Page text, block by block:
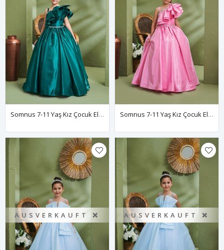
Somnus 7-11 Yaş Kız Çocuk Elbise 30156 Yeşil Somnus 7-11 Yaş Kız Çocuk Elbise 30156 Pembe
AUSVERKAUFT ❌ AUSVERKAUFT ❌